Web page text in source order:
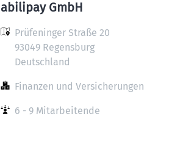
abilipay GmbH
Prüfeninger Straße 20
93049 Regensburg
Deutschland
Finanzen und Versicherungen
6 - 9 Mitarbeitende